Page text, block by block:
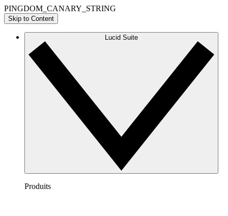
PINGDOM_CANARY_STRING
Skip to Content
Lucid Suite
Produits